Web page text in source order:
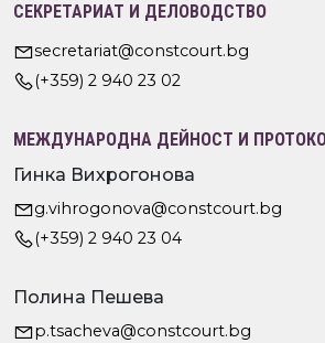
СЕКРЕТАРИАТ И ДЕЛОВОДСТВО
secretariat@constcourt.bg
(+359) 2 940 23 02
МЕЖДУНАРОДНА ДЕЙНОСТ И
Гинка Вихрогонова
g.vihrogonova@constcourt.bg
(+359) 2 940 23 04
Полина Пешева
p.tsacheva@constcourt.bg